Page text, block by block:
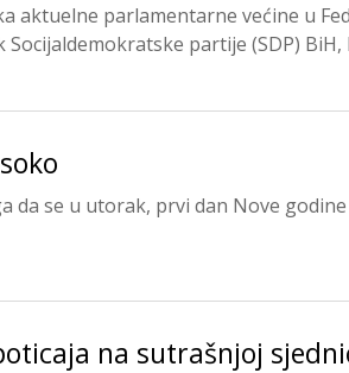
aktuelne parlamentarne većine u
partije (SDP) BiH,
se u utorak, prvi dan Nove godine
na sutrašnjoj